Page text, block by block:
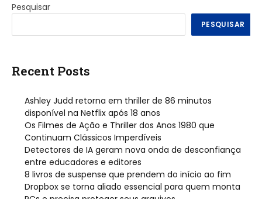
Pesquisar
PESQUISAR
Recent Posts
Ashley Judd retorna em thriller de 86 minutos
disponível na Netflix após 18 anos
Os Filmes de Ação e Thriller dos Anos 1980 que
Continuam Clássicos Imperdíveis
Detectores de IA geram nova onda de desconfiança
entre educadores e editores
8 livros de suspense que prendem do início ao fim
Dropbox se torna aliado essencial para quem monta